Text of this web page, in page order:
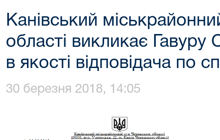
Канівський
області викликає Гавуру
в якості відповідача по
30 березня 2018, 14:05